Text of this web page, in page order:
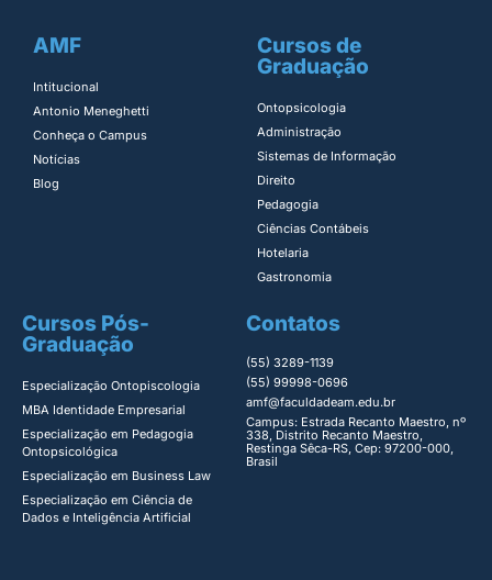
AMF
Intitucional
Antonio Meneghetti
Conheça o Campus
Notícias
Blog
Cursos de
Graduação
Ontopsicologia ​
Administração​
Sistemas de Informação​
Direito​
Pedagogia
Ciências Contábeis
Hotelaria
Gastronomia
Cursos Pós-
Graduação
Especialização Ontopiscologia ​
MBA Identidade Empresarial​
Especialização em Pedagogia
Ontopsicológica​
Especialização em Business Law
Especialização em Ciência de
Dados e Inteligência Artificial
Contatos
(55) 3289-1139
(55) 99998-0696
amf@faculdadeam.edu.br
Campus: Estrada Recanto Maestro, nº
338, Distrito Recanto Maestro,
Restinga Sêca-RS, Cep: 97200-000,
Brasil